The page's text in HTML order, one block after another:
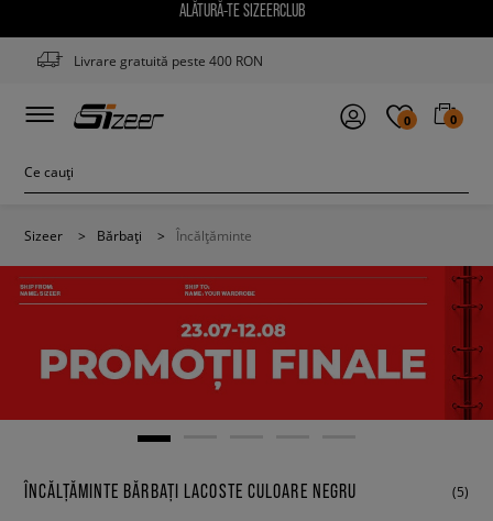
ALĂTURĂ-TE SIZEERCLUB
Livrare gratuită peste 400 RON
0 0
Sizeer > Bărbați > Încălțăminte
ÎNCĂLȚĂMINTE BĂRBAȚI LACOSTE CULOARE NEGRU (5)